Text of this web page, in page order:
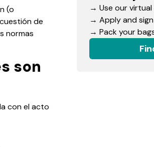
(o
de
normas
son
con el acto
→ Use our
→ Apply and
→ Pack your